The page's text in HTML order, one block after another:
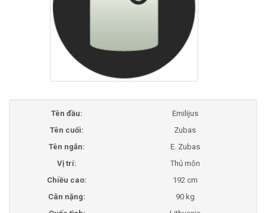
Tên đầu:
Emilijus
Tên cuối:
Zubas
Tên ngắn:
E. Zubas
Vị trí:
Thủ môn
Chiều cao:
192 cm
Cân nặng:
90 kg